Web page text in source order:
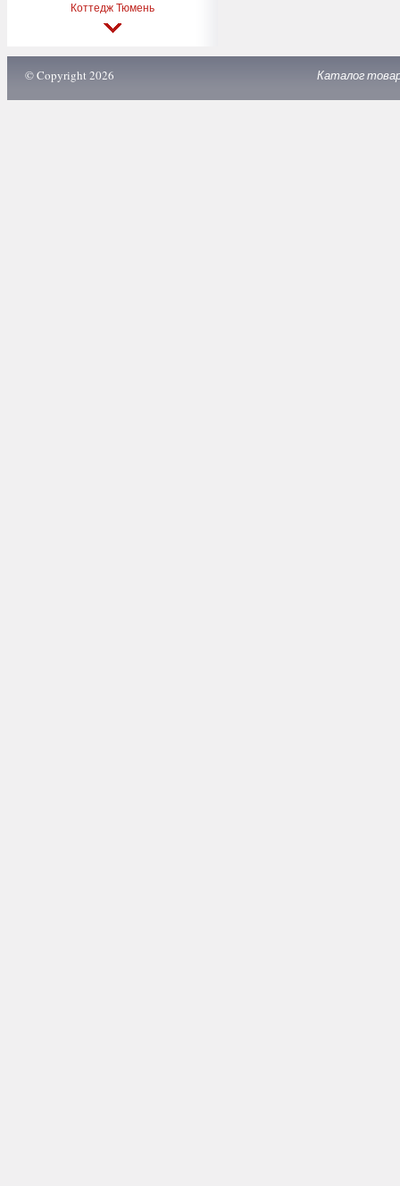
Коттедж Тюмень
© Copyright 2026 Каталог